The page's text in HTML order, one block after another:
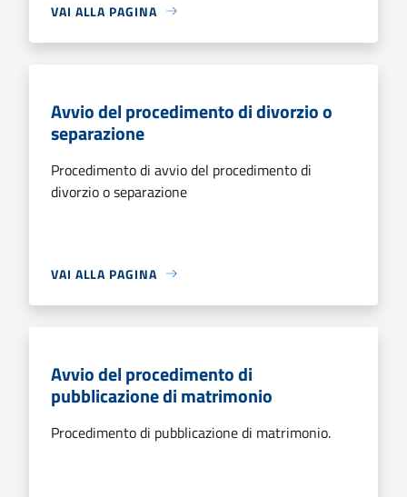
VAI ALLA PAGINA
Avvio del procedimento di divorzio o
separazione
Procedimento di avvio del procedimento di
divorzio o separazione
VAI ALLA PAGINA
Avvio del procedimento di
pubblicazione di matrimonio
Procedimento di pubblicazione di matrimonio.